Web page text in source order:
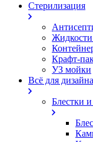
Стерилизация
Жидкости
Крафт-
УЗ мойки
Всё для
Блестки